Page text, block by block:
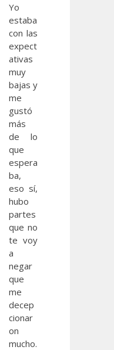
Yo
estaba
con las
expect
ativas
muy
bajas y
me
gustó
más
de lo
que
espera
ba,
eso sí,
hubo
partes
que no
te voy
a
negar
que
me
decep
cionar
on
mucho.